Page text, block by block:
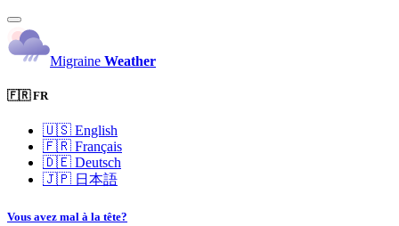
Migraine Weather
🇫🇷 FR
🇺🇸 English
🇫🇷 Français
🇩🇪 Deutsch
🇯🇵 日本語
Vous avez mal à la tête?